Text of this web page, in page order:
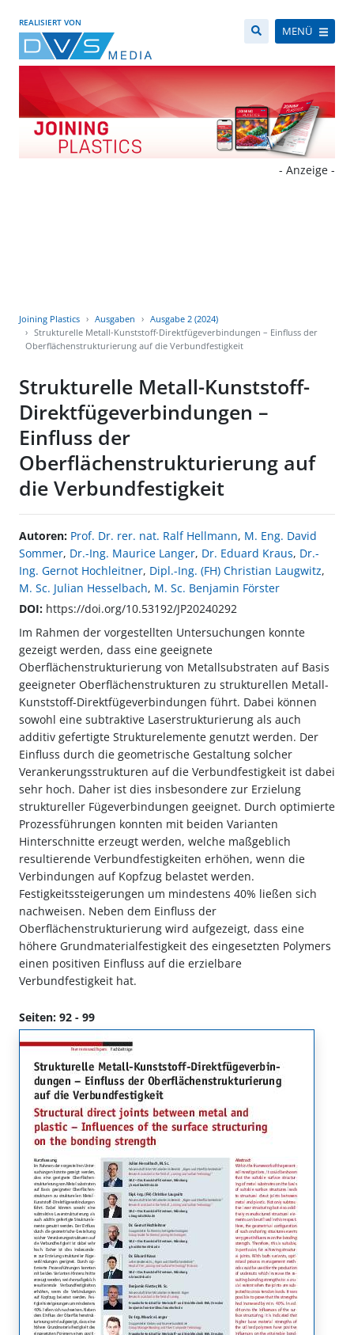
REALISIERT VON
MENÜ
- Anzeige -
Joining Plastics Ausgaben
Ausgabe 2 (2024)
Strukturelle Metall-Kunststoff-Direktfügeverbindungen – Einfluss der
Oberflächenstrukturierung auf die Verbundfestigkeit
Strukturelle Metall-Kunststoff-
Direktfügeverbindungen –
Einfluss der
Oberflächenstrukturierung auf
die Verbundfestigkeit
Autoren: Prof. Dr. rer. nat. Ralf Hellmann, M. Eng. David
Sommer, Dr.-Ing. Maurice Langer, Dr. Eduard Kraus, Dr.-
Ing. Gernot Hochleitner, Dipl.-Ing. (FH) Christian Laugwitz,
M. Sc. Julian Hesselbach, M. Sc. Benjamin Förster
DOI: https://doi.org/10.53192/JP20240292
Im Rahmen der vorgestellten Untersuchungen konnte
gezeigt werden, dass eine geeignete
Oberflächenstrukturierung von Metallsubstraten auf Basis
geeigneter Oberflächenstrukturen zu strukturellen Metall-
Kunststoff-Direktfügeverbindungen führt. Dabei können
sowohl eine subtraktive Laserstrukturierung als auch
additiv gefertigte Strukturelemente genutzt werden. Der
Einfluss durch die geometrische Gestaltung solcher
Verankerungsstrukturen auf die Verbundfestigkeit ist dabei
sehr hoch. Daher ist dies insbesondere zur Erzielung
struktureller Fügeverbindungen geeignet. Durch optimierte
Prozessführungen konnten mit beiden Varianten
Hinterschnitte erzeugt werden, welche maßgeblich
resultierende Verbundfestigkeiten erhöhen, wenn die
Verbindungen auf Kopfzug belastet werden.
Festigkeitssteigerungen um mindestens 40% ließen sich
nachweisen. Neben dem Einfluss der
Oberflächenstrukturierung wird aufgezeigt, dass eine
höhere Grundmaterialfestigkeit des eingesetzten Polymers
einen positiven Einfluss auf die erzielbare
Verbundfestigkeit hat.
Seiten: 92 - 99